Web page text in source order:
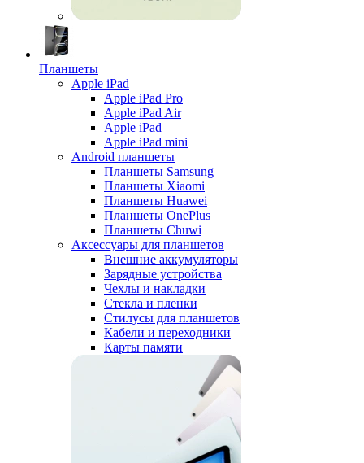
Планшеты
Apple iPad
Apple iPad Pro
Apple iPad Air
Apple iPad
Apple iPad mini
Android планшеты
Планшеты Samsung
Планшеты Xiaomi
Планшеты Huawei
Планшеты OnePlus
Планшеты Chuwi
Аксессуары для планшетов
Внешние аккумуляторы
Зарядные устройства
Чехлы и накладки
Стекла и пленки
Стилусы для планшетов
Кабели и переходники
Карты памяти